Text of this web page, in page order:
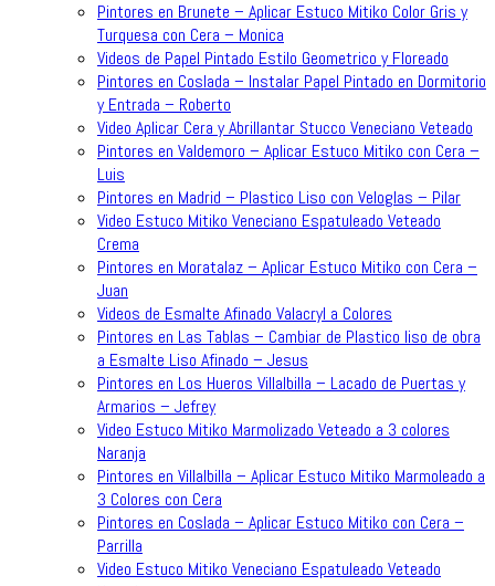
Pintores en Brunete – Aplicar Estuco Mitiko Color Gris y
Turquesa con Cera – Monica
Videos de Papel Pintado Estilo Geometrico y Floreado
Pintores en Coslada – Instalar Papel Pintado en Dormitorio
y Entrada – Roberto
Video Aplicar Cera y Abrillantar Stucco Veneciano Veteado
Pintores en Valdemoro – Aplicar Estuco Mitiko con Cera –
Luis
Pintores en Madrid – Plastico Liso con Veloglas – Pilar
Video Estuco Mitiko Veneciano Espatuleado Veteado
Crema
Pintores en Moratalaz – Aplicar Estuco Mitiko con Cera –
Juan
Videos de Esmalte Afinado Valacryl a Colores
Pintores en Las Tablas – Cambiar de Plastico liso de obra
a Esmalte Liso Afinado – Jesus
Pintores en Los Hueros Villalbilla – Lacado de Puertas y
Armarios – Jefrey
Video Estuco Mitiko Marmolizado Veteado a 3 colores
Naranja
Pintores en Villalbilla – Aplicar Estuco Mitiko Marmoleado a
3 Colores con Cera
Pintores en Coslada – Aplicar Estuco Mitiko con Cera –
Parrilla
Video Estuco Mitiko Veneciano Espatuleado Veteado